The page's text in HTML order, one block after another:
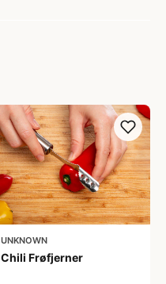
UNKNOWN
Chili Frøfjerner